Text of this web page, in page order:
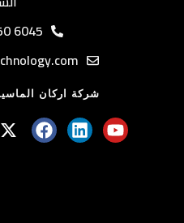
6045 950 56 966+
شركة اركان